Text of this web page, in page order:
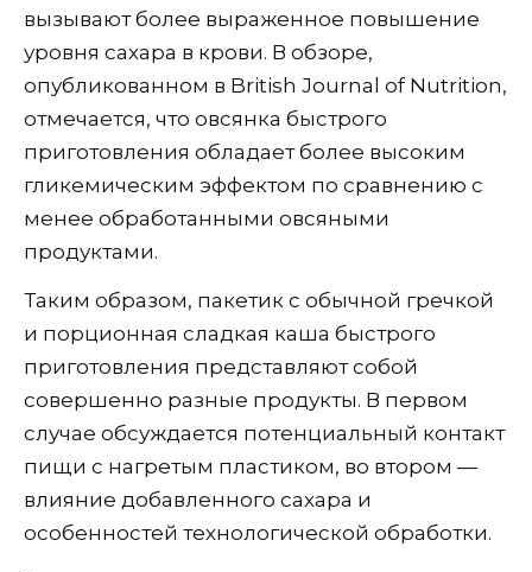
вызывают более выраженное повышение
уровня сахара в крови. В обзоре,
опубликованном в British Journal of Nutrition,
отмечается, что овсянка быстрого
приготовления обладает более высоким
гликемическим эффектом по сравнению с
менее обработанными овсяными
продуктами.
Таким образом, пакетик с обычной гречкой
и порционная сладкая каша быстрого
приготовления представляют собой
совершенно разные продукты. В первом
случае обсуждается потенциальный контакт
пищи с нагретым пластиком, во втором —
влияние добавленного сахара и
особенностей технологической обработки.